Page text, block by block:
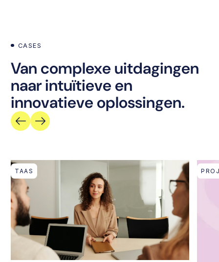
CASES
Van complexe uitdagingen
naar intuïtieve en
innovatieve oplossingen.
TAAS